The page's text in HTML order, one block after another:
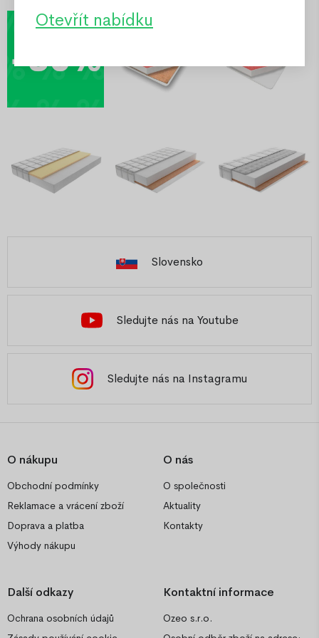
Otevřít nabídku
Slovensko
Sledujte nás na Youtube
Sledujte nás na Instagramu
O nákupu
Obchodní podmínky
Reklamace a vrácení zboží
Doprava a platba
Výhody nákupu
O nás
O společnosti
Aktuality
Kontakty
Další odkazy
Ochrana osobních údajů
Kontaktní informace
Ozeo s.r.o.